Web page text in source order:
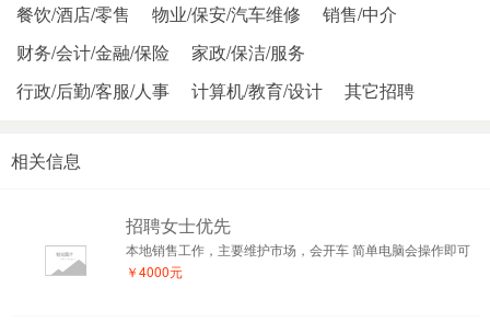
餐饮/酒店/零售
物业/保安/汽车维修
销售/中介
财务/会计/金融/保险
家政/保洁/服务
行政/后勤/客服/人事
计算机/教育/设计 其它招聘
相关信息
招聘女士优先
本地销售工作，主要维护市场，会开车 简单电脑会操作即可
￥4000元